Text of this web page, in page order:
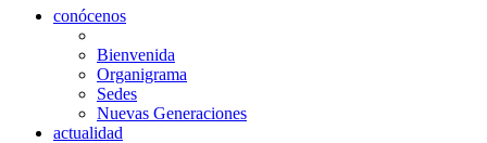
conócenos
Bienvenida
Organigrama
Sedes
Nuevas Generaciones
actualidad